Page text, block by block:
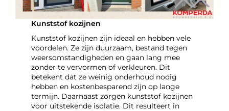
Kunststof kozijnen
Kunststof kozijnen zijn ideaal en hebben vele
voordelen. Ze zijn duurzaam, bestand tegen
weersomstandigheden en gaan lang mee
zonder te vervormen of verkleuren. Dit
betekent dat ze weinig onderhoud nodig
hebben en kostenbesparend zijn op lange
termijn. Daarnaast zorgen kunststof kozijnen
voor uitstekende isolatie. Dit resulteert in